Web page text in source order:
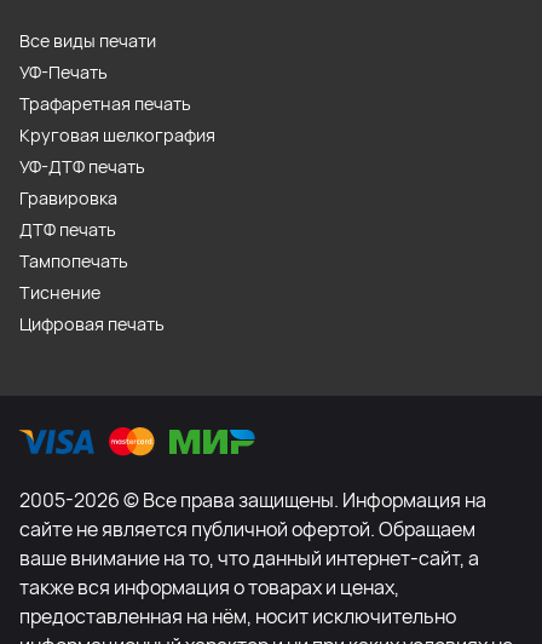
Все виды печати
УФ-Печать
Трафаретная печать
Круговая шелкография
УФ-ДТФ печать
Гравировка
ДТФ печать
Тампопечать
Тиснение
Цифровая печать
2005-2026 © Все права защищены. Информация на
сайте не является публичной офертой. Обращаем
ваше внимание на то, что данный интернет-сайт, а
также вся информация о товарах и ценах,
предоставленная на нём, носит исключительно